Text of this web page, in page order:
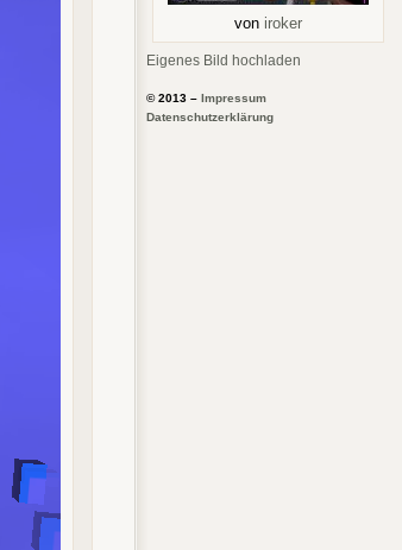
von iroker
Eigenes Bild hochladen
© 2013 – Impressum
Datenschutzerklärung